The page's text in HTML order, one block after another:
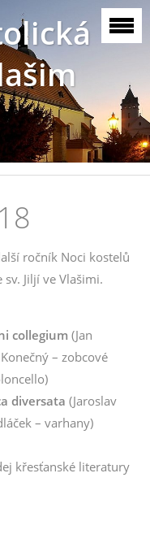
ročník Noci kostelů
sv. Jiljí ve Vlašimi.
collegium (Jan
– zobcové
diversata (Jaroslav
– varhany)
křesťanské literatury